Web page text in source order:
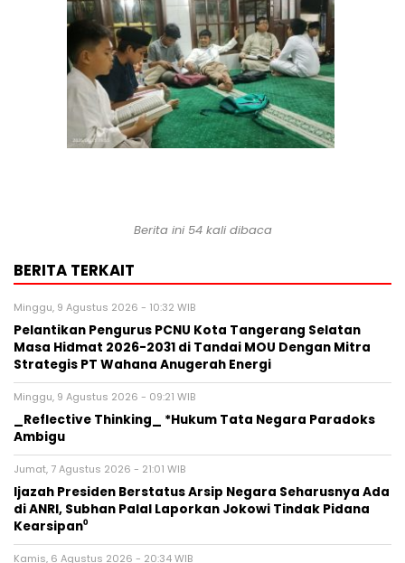
Berita ini 54 kali dibaca
BERITA TERKAIT
Minggu, 9 Agustus 2026 - 10:32 WIB
Pelantikan Pengurus PCNU Kota Tangerang Selatan
Masa Hidmat 2026-2031 di Tandai MOU Dengan Mitra
Strategis PT Wahana Anugerah Energi
Minggu, 9 Agustus 2026 - 09:21 WIB
_Reflective Thinking_ *Hukum Tata Negara Paradoks
Ambigu
Jumat, 7 Agustus 2026 - 21:01 WIB
Ijazah Presiden Berstatus Arsip Negara Seharusnya Ada
di ANRI, Subhan Palal Laporkan Jokowi Tindak Pidana
Kearsipan⁰
Kamis, 6 Agustus 2026 - 20:34 WIB